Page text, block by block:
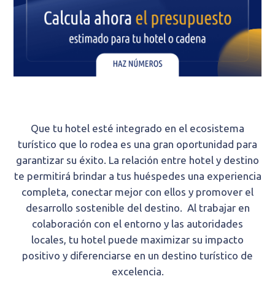
Que tu hotel esté integrado en el ecosistema
turístico que lo rodea es una gran oportunidad para
garantizar su éxito. La relación entre hotel y destino
te permitirá brindar a tus huéspedes una experiencia
completa, conectar mejor con ellos y promover el
desarrollo sostenible del destino. Al trabajar en
colaboración con el entorno y las autoridades
locales, tu hotel puede maximizar su impacto
positivo y diferenciarse en un destino turístico de
excelencia.